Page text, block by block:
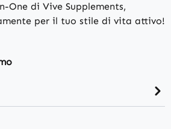
One di Vive Supplements,
per il tuo stile di vita attivo!